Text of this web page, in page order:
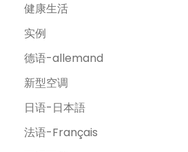
健康生活
实例
德语-allemand
新型空调
日语-日本語
法语-Français